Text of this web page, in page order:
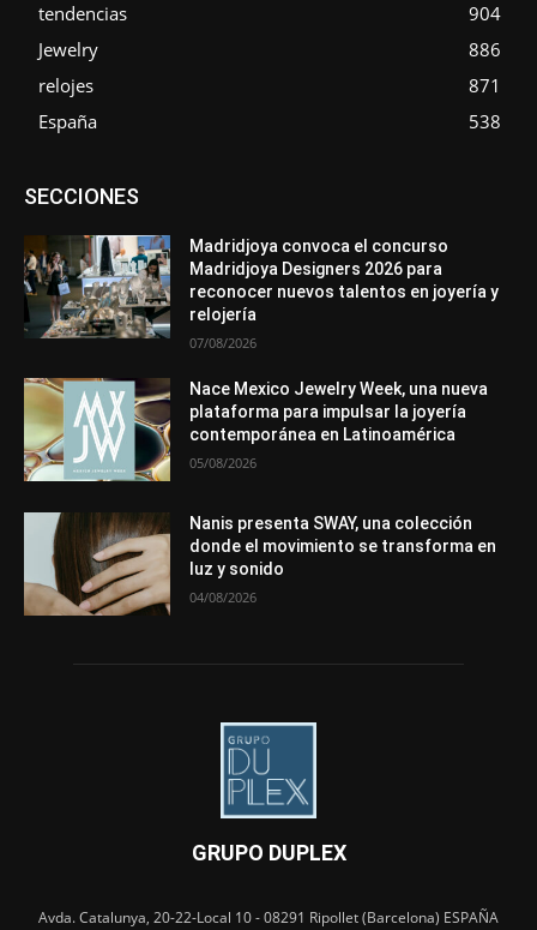
tendencias
904
Jewelry
886
relojes
871
España
538
SECCIONESAsociaciones
Entrevistas
Mundo Técnico
Novedades Opiniones
Perspectiva
Premios
Secciones Sin categoría
Más
Madridjoya convoca el concurso
Madridjoya Designers 2026 para
reconocer nuevos talentos en joyería y
relojería
07/08/2026
Nace Mexico Jewelry Week, una nueva
plataforma para impulsar la joyería
contemporánea en Latinoamérica
05/08/2026
Nanis presenta SWAY, una colección
donde el movimiento se transforma en
luz y sonido
04/08/2026
GRUPO DUPLEX
Avda. Catalunya, 20-22-Local 10 - 08291 Ripollet (Barcelona) ESPAÑA